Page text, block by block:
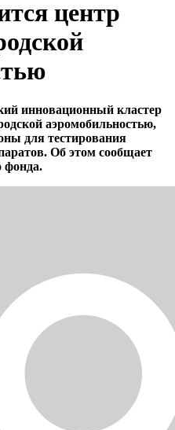
центр
инновационный кластер
аэромобильностью,
для тестирования
Об этом сообщает
фонда.